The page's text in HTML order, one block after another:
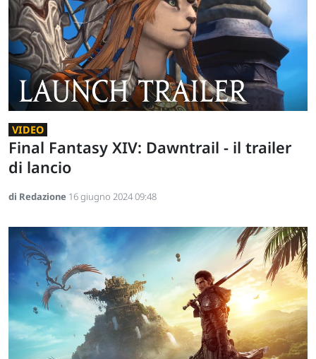
VIDEO
Final Fantasy XIV: Dawntrail - il trailer
di lancio
di Redazione 16 giugno 2024 09:48